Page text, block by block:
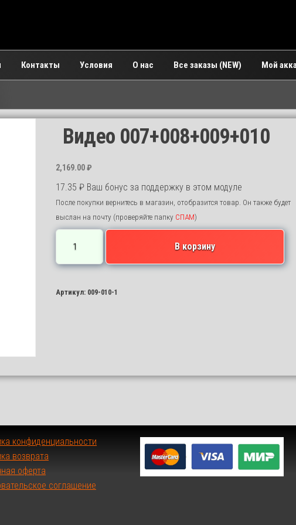
Контакты Условия О нас Все заказы (NEW) Мой
Видео 007+008+009+010
2,169.00₽
17.35 ₽Ваш бонус за поддержку в этом модуле
После покупки вернитесь в магазин, отобразится товар. Он также будет
выслан на почту (проверяйте папку СПАМ)
Количество
товара
Видео
В корзину
Артикул: 009-010-1
конфиденциальности
возврата
оферта
соглашение